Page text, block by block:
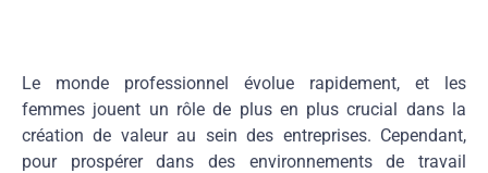
Le monde professionnel évolue rapidement, et les
femmes jouent un rôle de plus en plus crucial dans la
création de valeur au sein des entreprises. Cependant,
pour prospérer dans des environnements de travail